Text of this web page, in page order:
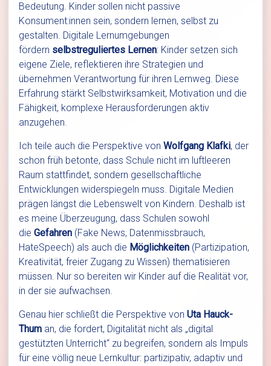
Bedeutung. Kinder sollen nicht passive
Konsument:innen sein, sondern lernen, selbst zu
gestalten. Digitale Lernumgebungen
fördern selbstreguliertes Lernen: Kinder setzen sich
eigene Ziele, reflektieren ihre Strategien und
übernehmen Verantwortung für ihren Lernweg. Diese
Erfahrung stärkt Selbstwirksamkeit, Motivation und die
Fähigkeit, komplexe Herausforderungen aktiv
anzugehen.
Ich teile auch die Perspektive vonWolfgang Klafki, der
schon früh betonte, dass Schule nicht im luftleeren
Raum stattfindet, sondern gesellschaftliche
Entwicklungen widerspiegeln muss. Digitale Medien
prägen längst die Lebenswelt von Kindern. Deshalb ist
es meine Überzeugung, dass Schulen sowohl
dieGefahren (Fake News, Datenmissbrauch,
HateSpeech) als auch die Möglichkeiten (Partizipation,
Kreativität, freier Zugang zu Wissen) thematisieren
müssen. Nur so bereiten wir Kinder auf die Realität vor,
in der sie aufwachsen.
Genau hier schließt die Perspektive vonUta Hauck-
Thum an, die fordert, Digitalität nicht als „digital
gestützten Unterricht“ zu begreifen, sondern als Impuls
für eine völlig neue Lernkultur: partizipativ, adaptiv und